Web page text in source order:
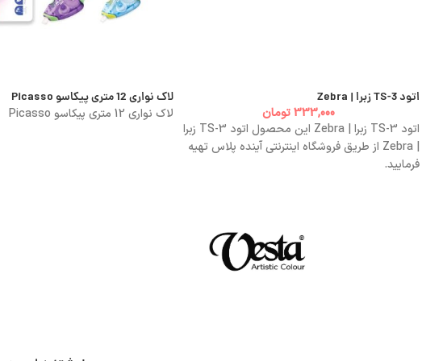
اتود TS-3 زبرا | Zebra
333,000 تومان
اتود TS-3 زبرا | Zebra این محصول اتود TS-3 زبرا
| Zebra از طریق فروشگاه اینترنتی آینده پلاس تهیه
فرمایید.
لاک نواری 12 متری پیکاسو Picasso
لاک نواری 12 متری پیکاسو Picasso